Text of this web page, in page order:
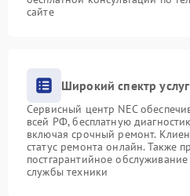
сайте
Широкий спектр услуг
Сервисный центр NEC
всей РФ, бесплатную
включая срочный ремонт.
статус ремонта онлайн. Также
постгарантийное
службы техники